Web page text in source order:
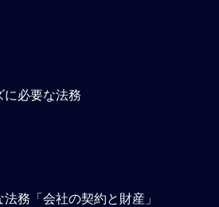
に必要な法務
務「会社の契約と財産」